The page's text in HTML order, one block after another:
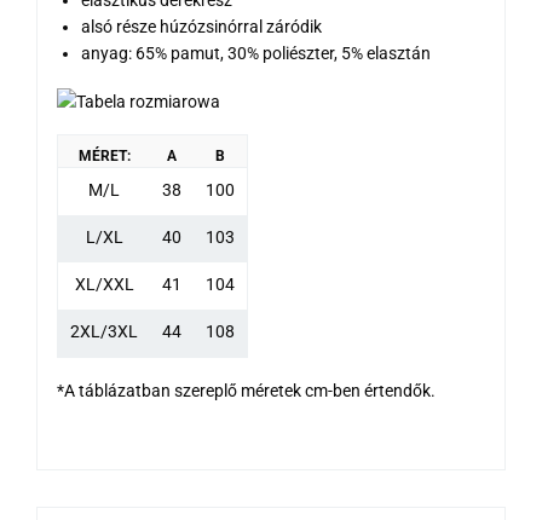
alsó része húzózsinórral záródik
anyag: 65% pamut, 30% poliészter, 5% elasztán
MÉRET: A B
M/L 38 100
L/XL 40 103
XL/XXL 41 104
2XL/3XL 44 108
*A táblázatban szereplő méretek cm-ben értendők.